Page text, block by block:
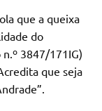
que a queixa
do
3847/171IG)
que seja